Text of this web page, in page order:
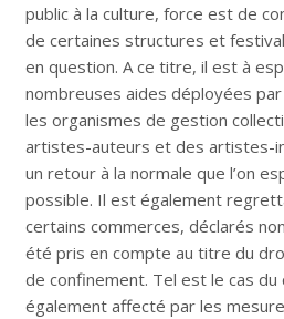
public à la culture, force est de
de certaines structures et
en question. A ce titre, il est à
nombreuses aides déployées
les organismes de gestion
artistes-auteurs et des artistes-
un retour à la normale que l’on
possible. Il est également
certains commerces, déclarés
été pris en compte au titre du
de confinement. Tel est le cas
également affecté par les